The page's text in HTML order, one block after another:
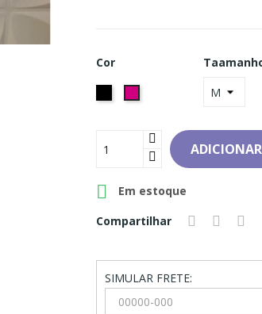
Cor
ADICIONAR
 Em estoque
Compartilhar
SIMULAR FRETE: